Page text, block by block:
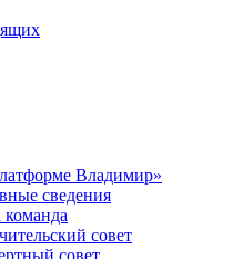
Владимир»
сведения
совет